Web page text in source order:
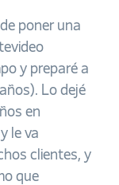
poner una
y preparé a
Lo dejé
en
le va
clientes, y
que